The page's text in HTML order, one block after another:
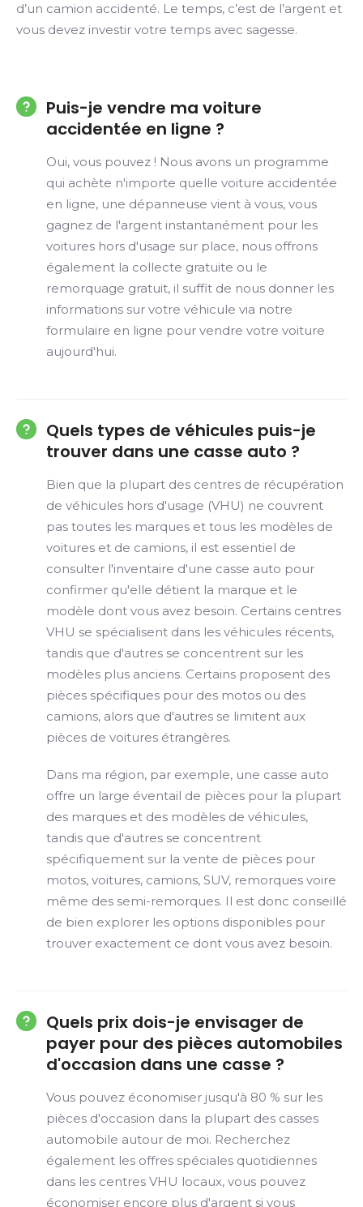
d’un camion accidenté. Le temps, c’est de l’argent et
vous devez investir votre temps avec sagesse.
Puis-je vendre ma voiture
accidentée en ligne ?
Oui, vous pouvez ! Nous avons un programme
qui achète n'importe quelle voiture accidentée
en ligne, une dépanneuse vient à vous, vous
gagnez de l'argent instantanément pour les
voitures hors d'usage sur place, nous offrons
également la collecte gratuite ou le
remorquage gratuit, il suffit de nous donner les
informations sur votre véhicule via notre
formulaire en ligne pour vendre votre voiture
aujourd'hui.
Quels types de véhicules puis-je
trouver dans une casse auto ?
Bien que la plupart des centres de récupération
de véhicules hors d'usage (VHU) ne couvrent
pas toutes les marques et tous les modèles de
voitures et de camions, il est essentiel de
consulter l'inventaire d'une casse auto pour
confirmer qu'elle détient la marque et le
modèle dont vous avez besoin. Certains centres
VHU se spécialisent dans les véhicules récents,
tandis que d'autres se concentrent sur les
modèles plus anciens. Certains proposent des
pièces spécifiques pour des motos ou des
camions, alors que d'autres se limitent aux
pièces de voitures étrangères.
Dans ma région, par exemple, une casse auto
offre un large éventail de pièces pour la plupart
des marques et des modèles de véhicules,
tandis que d'autres se concentrent
spécifiquement sur la vente de pièces pour
motos, voitures, camions, SUV, remorques voire
même des semi-remorques. Il est donc conseillé
de bien explorer les options disponibles pour
trouver exactement ce dont vous avez besoin.
Quels prix dois-je envisager de
payer pour des pièces automobiles
d'occasion dans une casse ?
Vous pouvez économiser jusqu'à 80 % sur les
pièces d'occasion dans la plupart des casses
automobile autour de moi. Recherchez
également les offres spéciales quotidiennes
dans les centres VHU locaux, vous pouvez
économiser encore plus d'argent si vous